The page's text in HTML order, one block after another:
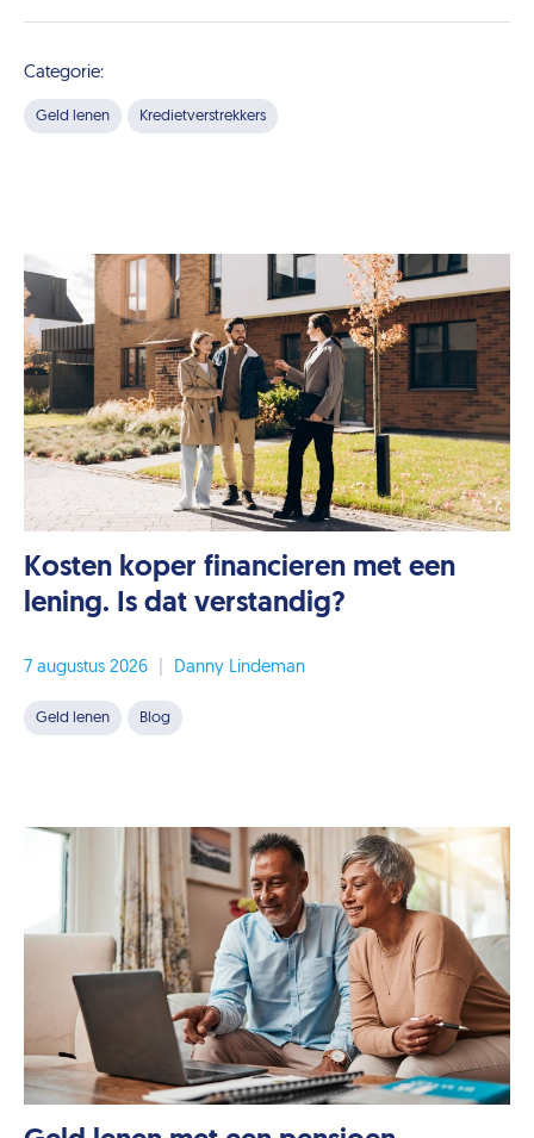
Categorie:
Geld lenen Kredietverstrekkers
Kosten koper financieren met een
lening. Is dat verstandig?
7 augustus 2026 Danny Lindeman
Geld lenen Blog